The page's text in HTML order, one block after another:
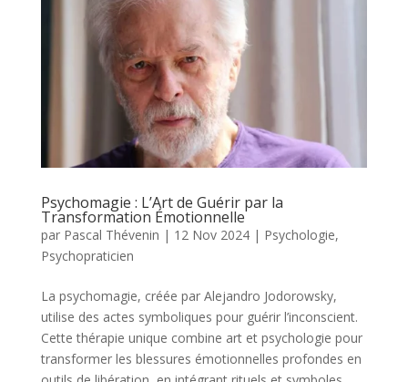
Psychomagie : L’Art de Guérir par la
Transformation Émotionnelle
par Pascal Thévenin | 12 Nov 2024| Psychologie,
Psychopraticien
La psychomagie, créée par Alejandro Jodorowsky,
utilise des actes symboliques pour guérir l’inconscient.
Cette thérapie unique combine art et psychologie pour
transformer les blessures émotionnelles profondes en